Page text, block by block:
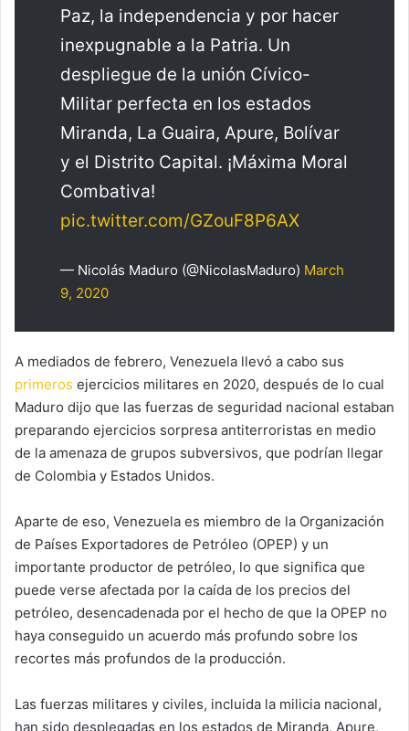
Paz, la independencia y por hacer
inexpugnable a la Patria. Un
despliegue de la unión Cívico-
Militar perfecta en los estados
Miranda, La Guaira, Apure, Bolívar
y el Distrito Capital. ¡Máxima Moral
Combativa!
pic.twitter.com/GZouF8P6AX
— Nicolás Maduro (@NicolasMaduro) March
9, 2020
A mediados de febrero, Venezuela llevó a cabo sus
primeros ejercicios militares en 2020, después de lo cual
Maduro dijo que las fuerzas de seguridad nacional estaban
preparando ejercicios sorpresa antiterroristas en medio
de la amenaza de grupos subversivos, que podrían llegar
de Colombia y Estados Unidos.
Aparte de eso, Venezuela es miembro de la Organización
de Países Exportadores de Petróleo (OPEP) y un
importante productor de petróleo, lo que significa que
puede verse afectada por la caída de los precios del
petróleo, desencadenada por el hecho de que la OPEP no
haya conseguido un acuerdo más profundo sobre los
recortes más profundos de la producción.
Las fuerzas militares y civiles, incluida la milicia nacional,
han sido desplegadas en los estados de Miranda, Apure,